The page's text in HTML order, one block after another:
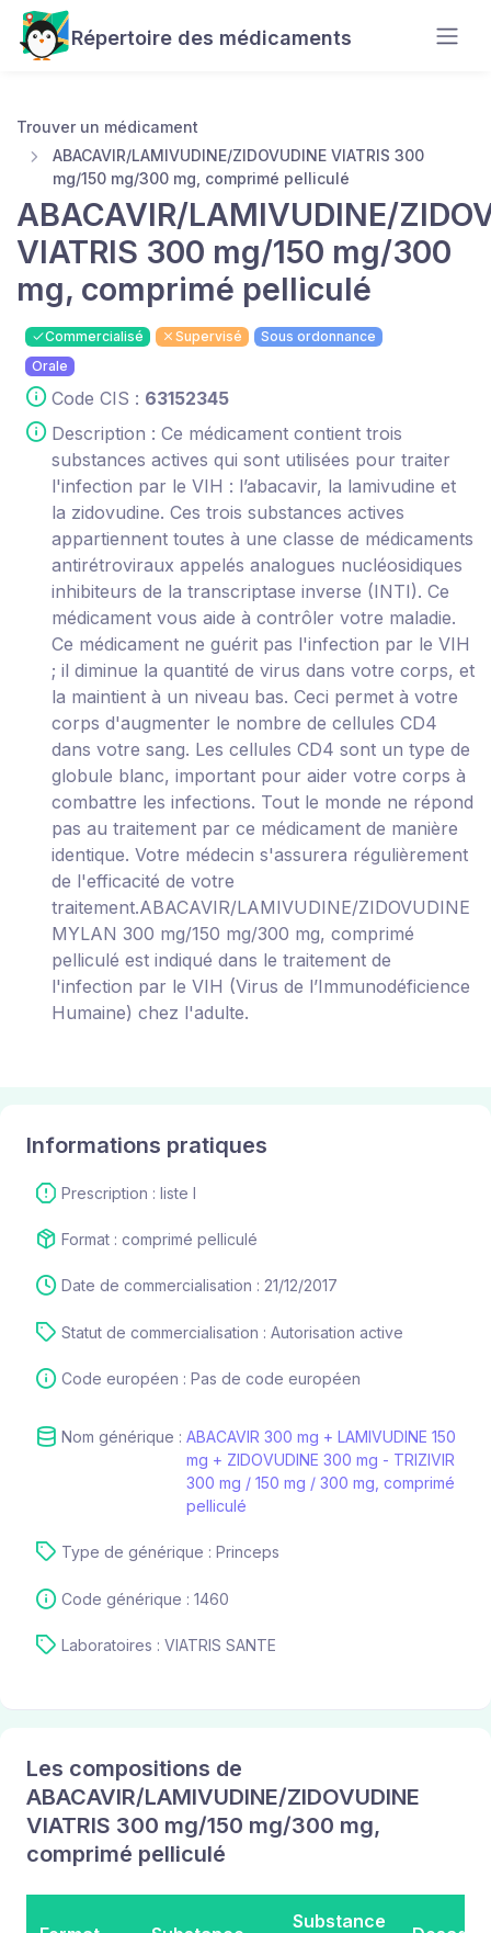
Répertoire des médicaments
Trouver un médicament
ABACAVIR/LAMIVUDINE/ZIDOVUDINE VIATRIS 300
mg/150 mg/300 mg, comprimé pelliculé
ABACAVIR/LAMIVUDINE/
VIATRIS 300 mg/150 mg/300
mg, comprimé pelliculé
Commercialisé Supervisé
Sous ordonnance
Orale
Code CIS : 63152345
Description : Ce médicament contient trois
substances actives qui sont utilisées pour traiter
l'infection par le VIH : l’abacavir, la lamivudine et
la zidovudine. Ces trois substances actives
appartiennent toutes à une classe de médicaments
antirétroviraux appelés analogues nucléosidiques
inhibiteurs de la transcriptase inverse (INTI). Ce
médicament vous aide à contrôler votre maladie.
Ce médicament ne guérit pas l'infection par le VIH
; il diminue la quantité de virus dans votre corps, et
la maintient à un niveau bas. Ceci permet à votre
corps d'augmenter le nombre de cellules CD4
dans votre sang. Les cellules CD4 sont un type de
globule blanc, important pour aider votre corps à
combattre les infections. Tout le monde ne répond
pas au traitement par ce médicament de manière
identique. Votre médecin s'assurera régulièrement
de l'efficacité de votre
traitement.ABACAVIR/LAMIVUDINE/ZIDOVUDINE
MYLAN 300 mg/150 mg/300 mg, comprimé
pelliculé est indiqué dans le traitement de
l'infection par le VIH (Virus de l’Immunodéficience
Humaine) chez l'adulte.
Informations pratiques
Prescription : liste I
Format : comprimé pelliculé
Date de commercialisation : 21/12/2017
Statut de commercialisation : Autorisation active
Code européen : Pas de code européen
Nom générique : ABACAVIR 300 mg + LAMIVUDINE 150
mg + ZIDOVUDINE 300 mg - TRIZIVIR
300 mg / 150 mg / 300 mg, comprimé
pelliculé
Type de générique : Princeps
Code générique : 1460
Laboratoires : VIATRIS SANTE
Les compositions de
ABACAVIR/LAMIVUDINE/ZIDOVUDINE
VIATRIS 300 mg/150 mg/300 mg,
comprimé pelliculé
Substance